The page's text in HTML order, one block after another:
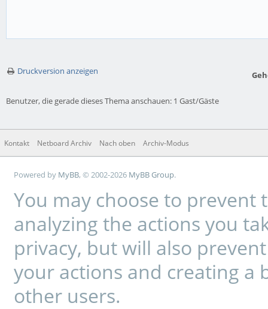
Druckversion anzeigen
Benutzer, die gerade dieses Thema anschauen: 1 Gast/Gäste
Kontakt Netboard Archiv Nach oben Archiv-Modus
Powered by MyBB, © 2002-2026 MyBB Group.
You may choose to
analyzing the actions you
privacy, but will also
your actions and creating a
other users.